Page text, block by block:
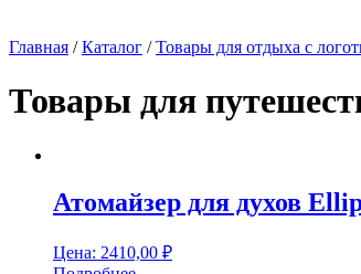
Главная /Каталог /Товары для отдыха с
Товары для
Атомайзер для духов
Цена: 2410,00 ₽